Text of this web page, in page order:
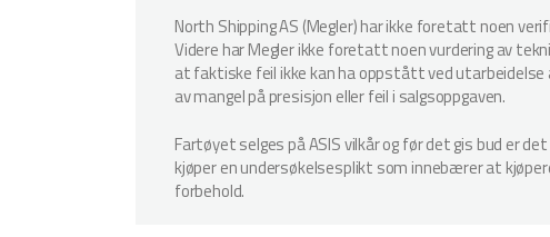
North Shipping AS (Megler) har ikke foretatt noen
Videre har Megler ikke foretatt noen vurdering av
at faktiske feil ikke kan ha oppstått ved
av mangel på presisjon eller feil i salgsoppgaven.
Fartøyet selges på ASIS vilkår og før det gis bud er
kjøper en undersøkelsesplikt som innebærer at
forbehold.